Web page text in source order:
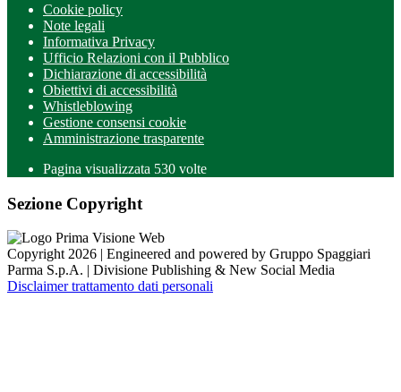
Cookie policy
Note legali
Informativa Privacy
Ufficio Relazioni con il Pubblico
Dichiarazione di accessibilità
Obiettivi di accessibilità
Whistleblowing
Gestione consensi cookie
Amministrazione trasparente
Pagina visualizzata 530 volte
Sezione Copyright
Copyright 2026 | Engineered and powered by Gruppo Spaggiari
Parma S.p.A. | Divisione Publishing & New Social Media
Disclaimer trattamento dati personali